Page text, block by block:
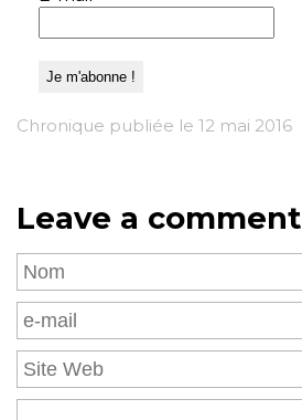
Chronique publiée le 12 mai 2016
Leave a comment